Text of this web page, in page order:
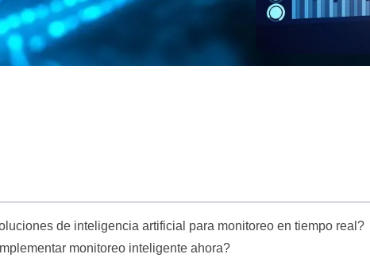
de inteligencia artificial para monitoreo en tiempo real?
monitoreo inteligente ahora?